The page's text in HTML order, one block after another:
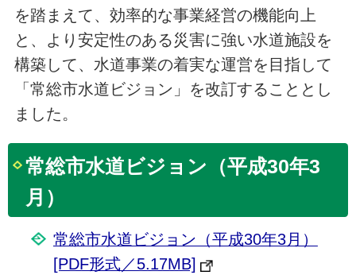
を踏まえて、効率的な事業経営の機能向上
と、より安定性のある災害に強い水道施設を
構築して、水道事業の着実な運営を目指して
「常総市水道ビジョン」を改訂することとし
ました。
常総市水道ビジョン（平成30年3
月）
常総市水道ビジョン（平成30年3月）
[PDF形式／5.17MB]